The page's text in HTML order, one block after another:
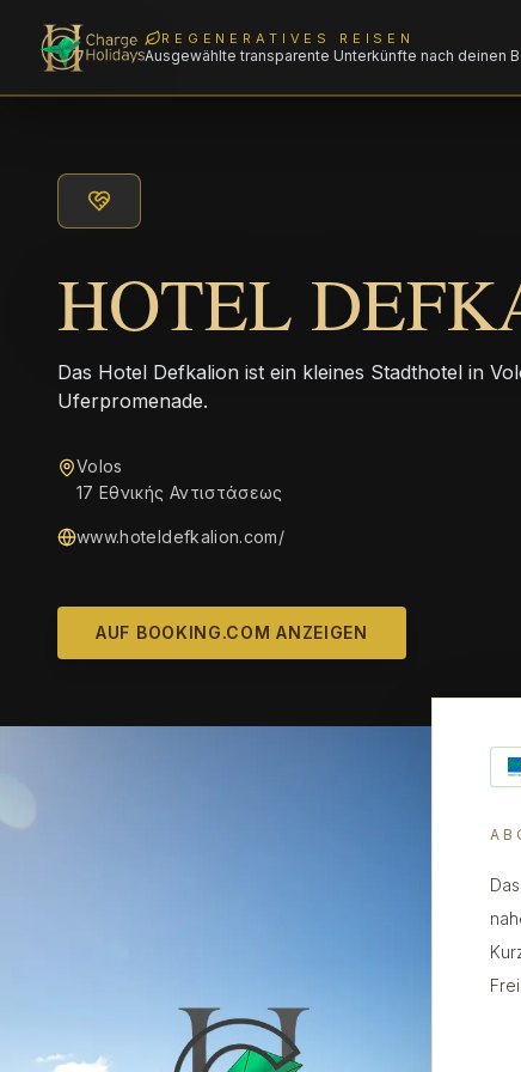
REGENERATIVES REISEN
Ausgewählte transparente Unterkünfte nach deinen
HOTEL
Das Hotel Defkalion ist ein kleines Stadthotel in
Uferpromenade.
Volos
17 Εθνικής Αντιστάσεως
www.hoteldefkalion.com/
AUF BOOKING.COM ANZEIGEN